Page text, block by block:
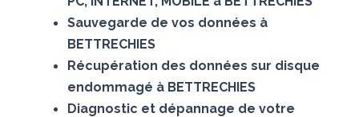
Sauvegarde de vos données à
BETTRECHIES
Récupération des données sur disque
endommagé à BETTRECHIES
Diagnostic et dépannage de votre